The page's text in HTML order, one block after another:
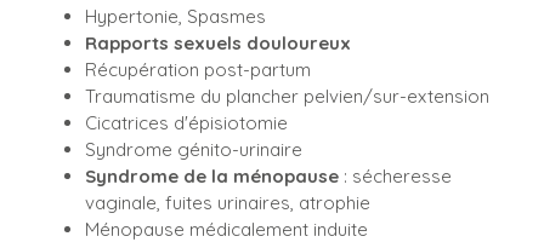
Hypertonie, Spasmes
Rapports sexuels douloureux
Récupération post-partum
Traumatisme du plancher pelvien/sur-extension
Cicatrices d'épisiotomie
Syndrome génito-urinaire
Syndrome de la ménopause : sécheresse
vaginale, fuites urinaires, atrophie
Ménopause médicalement induite